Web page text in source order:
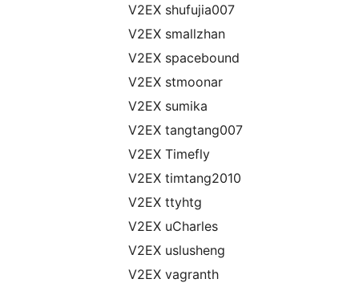
V2EX shufujia007
V2EX smallzhan
V2EX spacebound
V2EX stmoonar
V2EX sumika
V2EX tangtang007
V2EX Timefly
V2EX timtang2010
V2EX ttyhtg
V2EX uCharles
V2EX uslusheng
V2EX vagranth